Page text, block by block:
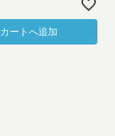
カートへ追加